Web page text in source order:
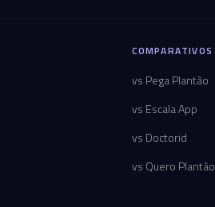
COMPARATIVOS
vs Pega Plantão
vs Escala App
vs Doctorid
vs Quero Plantão